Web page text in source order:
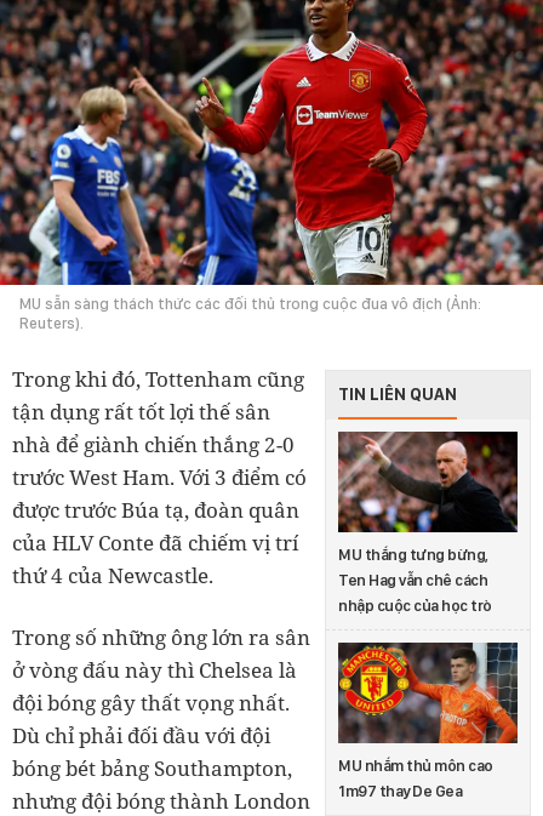
MU sẵn sàng thách thức các đối thủ trong cuộc đua vô địch (Ảnh:
Reuters).
TIN LIÊN QUAN
MU thắng tưng bừng,
Ten Hag vẫn chê cách
nhập cuộc của học trò
MU nhắm thủ môn cao
1m97 thay De Gea
Trong khi đó, Tottenham cũng
tận dụng rất tốt lợi thế sân
nhà để giành chiến thắng 2-0
trước West Ham. Với 3 điểm có
được trước Búa tạ, đoàn quân
của HLV Conte đã chiếm vị trí
thứ 4 của Newcastle.
Trong số những ông lớn ra sân
ở vòng đấu này thì Chelsea là
đội bóng gây thất vọng nhất.
Dù chỉ phải đối đầu với đội
bóng bét bảng Southampton,
nhưng đội bóng thành London